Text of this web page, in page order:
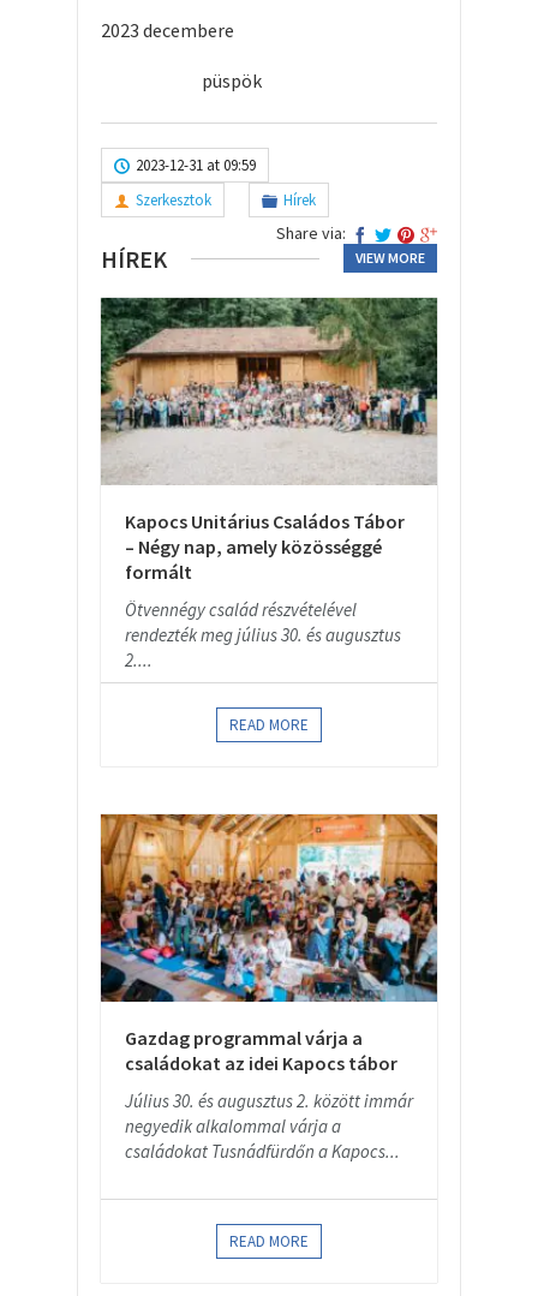
2023 decembere
püspök
2023-12-31 at 09:59
Szerkesztok
Hírek
Share via:
HÍREK VIEW MORE
Kapocs Unitárius Családos Tábor
– Négy nap, amely közösséggé
formált
Ötvennégy család részvételével
rendezték meg július 30. és augusztus
2....
READ MORE
Gazdag programmal várja a
családokat az idei Kapocs tábor
Július 30. és augusztus 2. között immár
negyedik alkalommal várja a
családokat Tusnádfürdőn a Kapocs...
READ MORE